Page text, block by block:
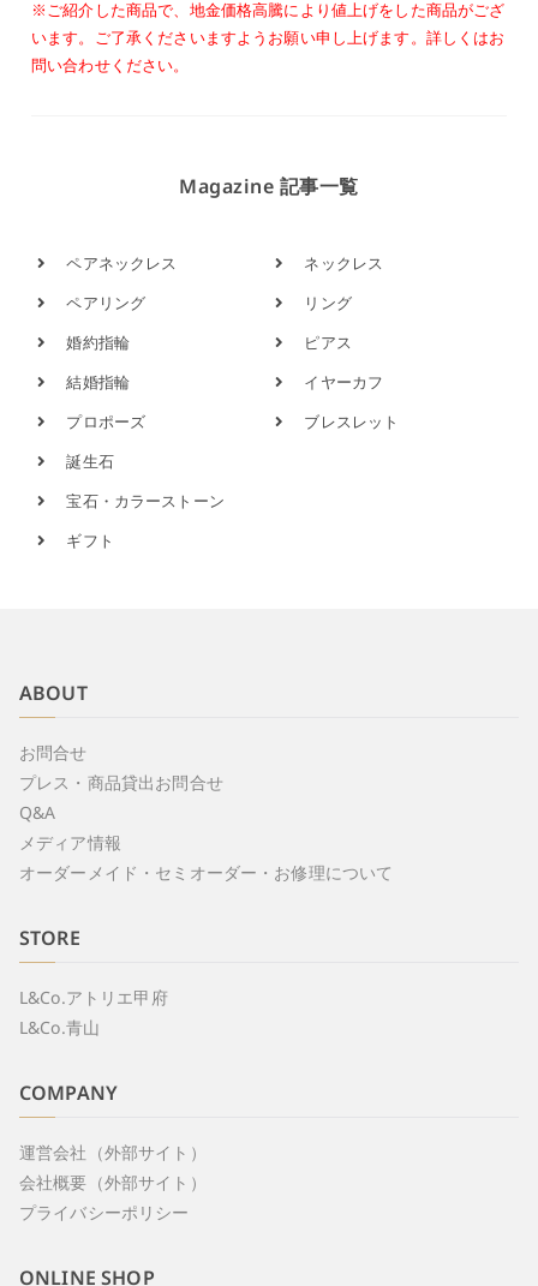
※ご紹介した商品で、地金価格高騰により値上げをした商品がござ
います。 ご了承くださいますようお願い申し上げます。 詳しくはお
問い合わせください。
Magazine 記事一覧
ペアネックレス
ペアリング
婚約指輪
結婚指輪
プロポーズ
ネックレス
リング
ピアス
イヤーカフ
ブレスレット
誕生石
宝石・カラーストーン
ギフト
ABOUT
お問合せ
プレス・商品貸出お問合せ
Q&A
メディア情報
オーダーメイド・セミオーダー・お修理について
STORE
L&Co.アトリエ甲府
L&Co.青山
COMPANY
運営会社（外部サイト）
会社概要（外部サイト）
プライバシーポリシー
ONLINE SHOP